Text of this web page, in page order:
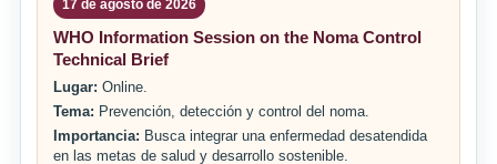
17 de agosto de 2026
WHO Information Session on the Noma Control
Technical Brief
Lugar: Online.
Tema: Prevención, detección y control del noma.
Importancia: Busca integrar una enfermedad desatendida
en las metas de salud y desarrollo sostenible.